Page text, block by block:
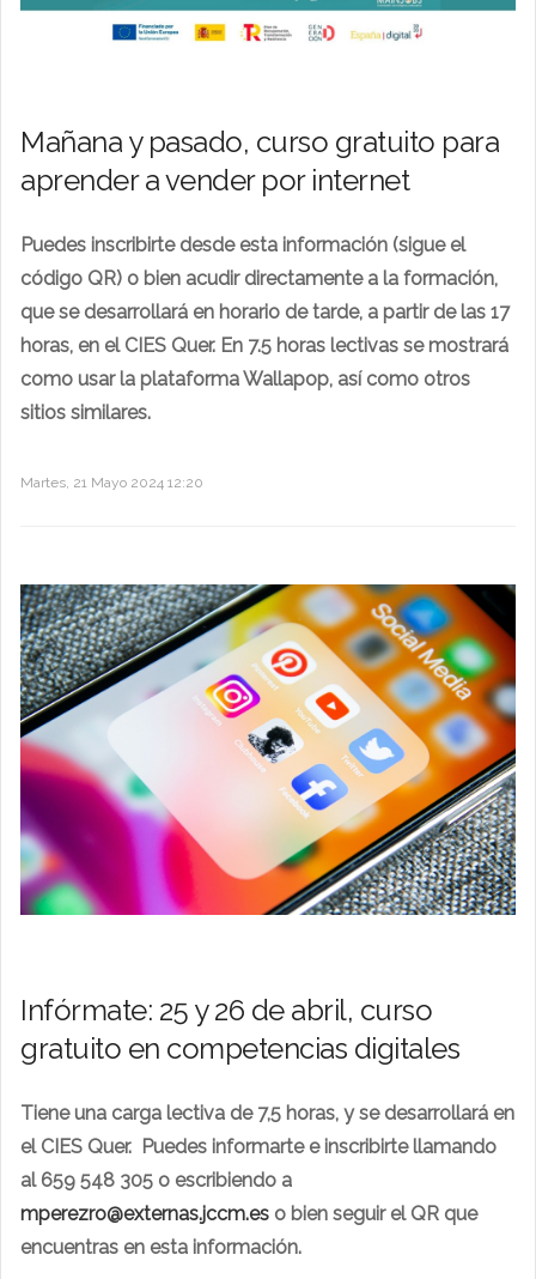
Mañana y pasado, curso gratuito para
aprender a vender por internet
Puedes inscribirte desde esta información (sigue el
código QR) o bien acudir directamente a la formación,
que se desarrollará en horario de tarde, a partir de las 17
horas, en el CIES Quer. En 7.5 horas lectivas se mostrará
como usar la plataforma Wallapop, así como otros
sitios similares.
Martes, 21 Mayo 2024 12:20
Infórmate: 25 y 26 de abril, curso
gratuito en competencias digitales
Tiene una carga lectiva de 7,5 horas, y se desarrollará en
el CIES Quer. Puedes informarte e inscribirte llamando
al 659 548 305 o escribiendo a
mperezro@externas.jccm.es o bien seguir el QR que
encuentras en esta información.